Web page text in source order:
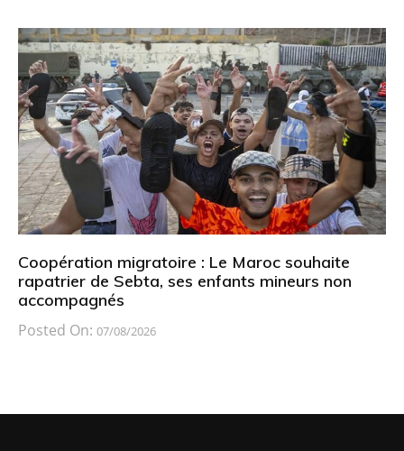
Coopération migratoire : Le Maroc souhaite
rapatrier de Sebta, ses enfants mineurs non
accompagnés
Posted On: 07/08/2026